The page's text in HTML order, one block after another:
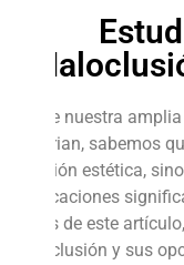
Desde nuestra
Schurian, sabemos
cuestión estética,
implicaciones
través de este
maloclusión y sus